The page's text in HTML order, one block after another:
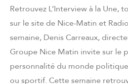
Retrouvez L’Interview à la Une,
sur le site de Nice-Matin et
semaine, Denis Carreaux,
Groupe Nice Matin invite sur le
personnalité du monde
ou sportif. Cette semaine